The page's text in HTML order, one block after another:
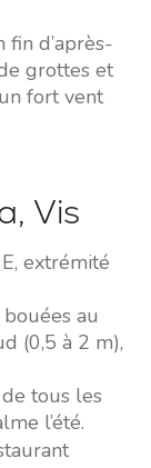
d’après-
grottes et
fort vent
Vis
extrémité
au
(0,5 à 2 m),
tous les
l’été.